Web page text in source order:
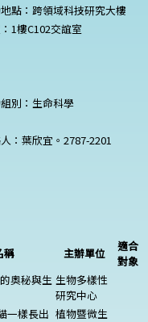
點：跨領域科技研究大樓
1樓C102交誼室
別：生命科學
：葉欣宜。2787-2201
稱 主辦單位
適合
對象
奧秘與生 生物多樣性
研究中心
一樣長出 植物暨微生